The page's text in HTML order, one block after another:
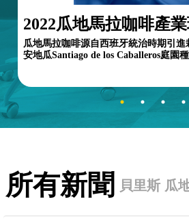
2022瓜地馬拉咖啡產
瓜地馬拉咖啡源自西班牙統治時期引
安地瓜Santiago de los Caballeros庭園
所有新聞 貝里斯 瓜